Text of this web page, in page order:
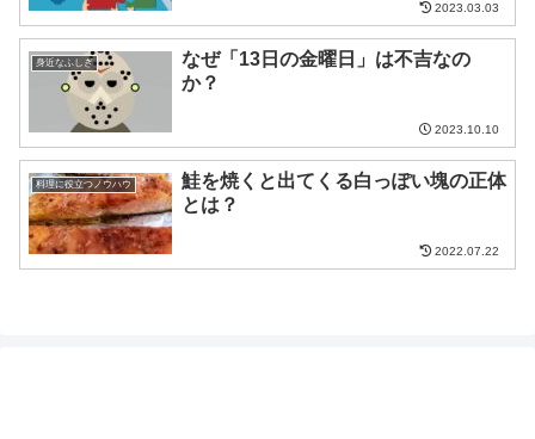
2023.03.03
身近なふしぎ
なぜ「13日の金曜日」は不吉なの
か？
2023.10.10
料理に役立つノウハウ
鮭を焼くと出てくる白っぽい塊の正体
とは？
2022.07.22